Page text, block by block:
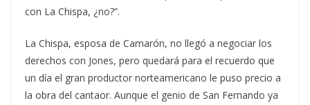
con La Chispa, ¿no?”.
La Chispa, esposa de Camarón, no llegó a negociar los
derechos con Jones, pero quedará para el recuerdo que
un día el gran productor norteamericano le puso precio a
la obra del cantaor. Aunque el genio de San Fernando ya